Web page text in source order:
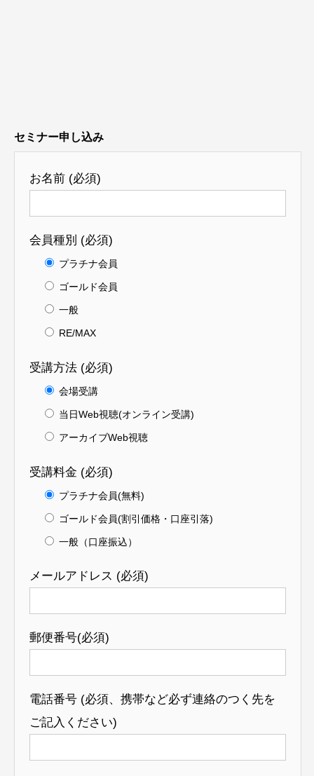
セミナー申し込み
お名前 (必須)
会員種別 (必須)
プラチナ会員
ゴールド会員
一般
RE/MAX
受講方法 (必須)
会場受講
当日Web視聴(オンライン受講)
アーカイブWeb視聴
受講料金 (必須)
プラチナ会員(無料)
ゴールド会員(割引価格・口座引落)
一般（口座振込）
メールアドレス (必須)
郵便番号(必須)
電話番号 (必須、携帯など必ず連絡のつく先を
ご記入ください)